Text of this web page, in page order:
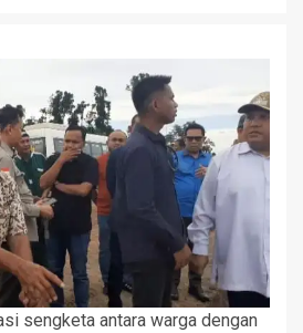
sengketa antara warga dengan